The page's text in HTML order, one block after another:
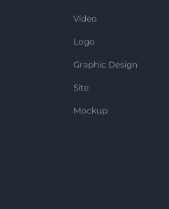
Vídeo
Logo
Graphic Design
Site
Mockup